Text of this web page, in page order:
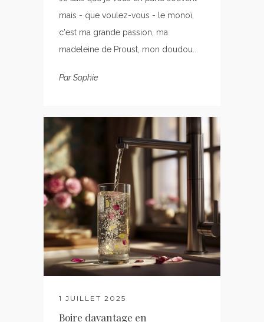
mais - que voulez-vous - le monoï,
c'est ma grande passion, ma
madeleine de Proust, mon doudou...
ParSophie
1 JUILLET 2025
Boire davantage en